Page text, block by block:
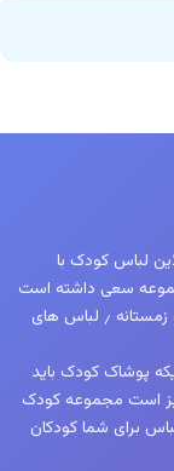
آنلاین لباس کودک با
سعی داشته است
تمام نیازهای کودکان شما را اعم از لباس های پاییزه و زمستانه ٫ لباس های
آنجاییکه پوشاک کودک باید
است مجموعه کودک
برای شما کودکان